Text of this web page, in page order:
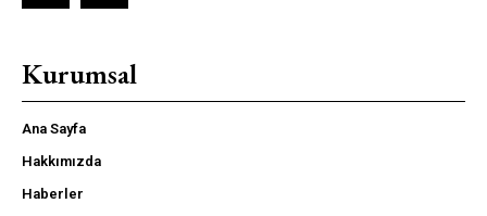
Kurumsal
Ana Sayfa
Hakkımızda
Haberler